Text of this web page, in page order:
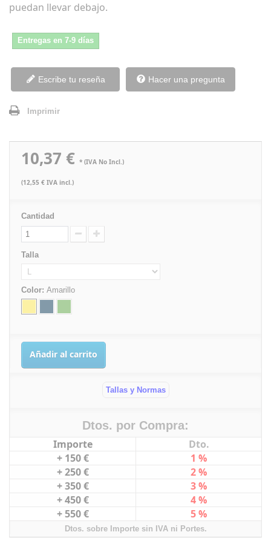
puedan llevar debajo.
Entregas en 7-9 días
Escribe tu reseña Hacer una pregunta
Imprimir
10,37 € * (IVA No Incl.)
(12,55 € IVA incl.)
Cantidad
Talla
Color: Amarillo
Añadir al carrito
Tallas y Normas
Dtos. por Compra:
Importe
Dto.
+ 150 €
1 %
+ 250 €
2 %
+ 350 €
3 %
+ 450 €
4 %
+ 550 €
5 %
Dtos. sobre Importe sin IVA ni Portes.